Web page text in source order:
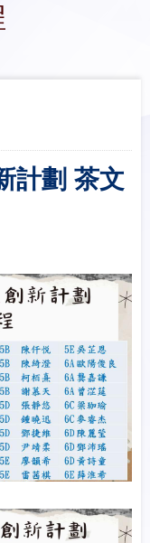
計劃 茶文